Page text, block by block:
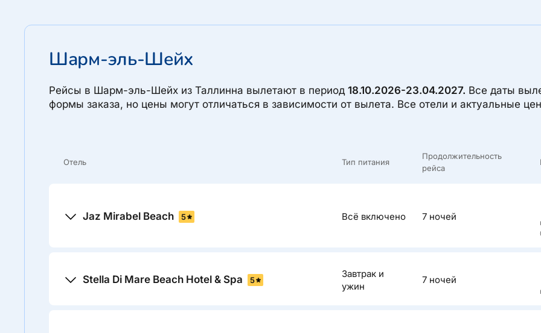
Шарм-эль-Шейх
Рейсы в Шарм-эль-Шейх из Таллинна вылетают в период 18.10.2026-23.04.2027. Все даты
формы заказа, но цены могут отличаться в зависимости от вылета. Все отели и актуальные
Отель Тип питания
Продолжительность
рейса
Jaz Mirabel Beach 5 Всё включено 7 ночей
песчано-
Stella Di Mare Beach Hotel & Spa 5
Завтрак и
ужин
7 ночей